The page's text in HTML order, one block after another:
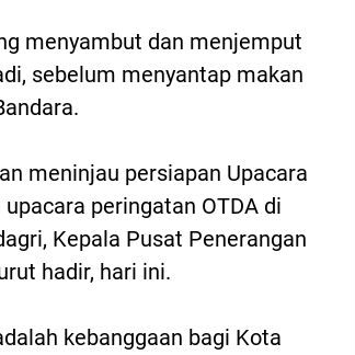
menyambut dan menjemput
sebelum menyantap makan
meninjau persiapan Upacara
peringatan OTDA di
Kepala Pusat Penerangan
hadir, hari ini.
kebanggaan bagi Kota